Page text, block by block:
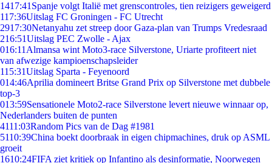
1417:41 Spanje volgt Italië met grenscontroles, tien reizigers geweigerd
117:36Uitslag FC Groningen - FC Utrecht
2917:30Netanyahu zet streep door Gaza-plan van Trumps Vredesraad
216:51Uitslag PEC Zwolle - Ajax
016:11 Almansa wint Moto3-race Silverstone, Uriarte profiteert niet
van afwezige kampioenschapsleider
115:31Uitslag Sparta - Feyenoord
014:46Aprilia domineert Britse Grand Prix op Silverstone met dubbele
top-3
013:59Sensationele Moto2-race Silverstone levert nieuwe winnaar op,
Nederlanders buiten de punten
4111:03Random Pics van de Dag #1981
5110:39China boekt doorbraak in eigen chipmachines, druk op ASML
groeit
1610:24FIFA ziet kritiek op Infantino als desinformatie, Noorwegen